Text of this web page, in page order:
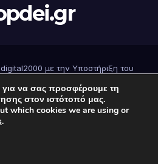
με την Υποστήριξη του
Newsup από Themeansar
μαζί μαςΕγγραφήΌροι Χρήσης
να σας προσφέρουμε τη
στον ιστότοπό μας.
which cookies we are using or
.